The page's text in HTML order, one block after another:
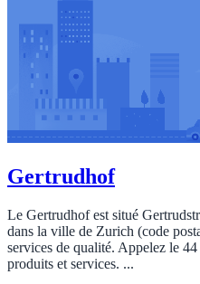
Gertrudhof
Le Gertrudhof est situé
dans la ville de Zurich (code
services de qualité. Appelez le
produits et services. ...